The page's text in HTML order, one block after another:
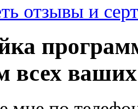
отзывы и
всех